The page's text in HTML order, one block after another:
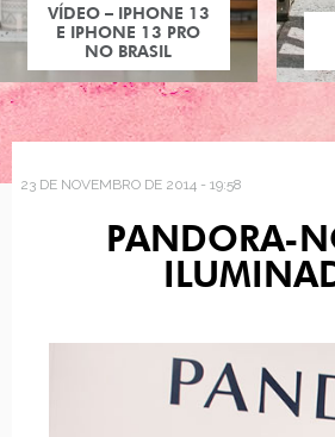
VÍDEO – IPHONE 13
E IPHONE 13 PRO
NO BRASIL
23 DE NOVEMBRO DE 2014 - 19:58
PANDORA-